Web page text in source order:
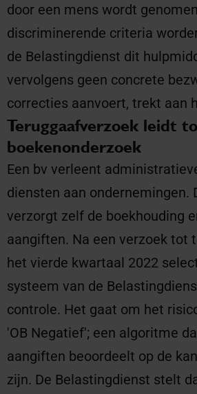
door een mens wordt
discriminerende criteria
de Belastingdienst dit
vervolgens geen concrete
correcties aanvoert, trekt aan
Teruggaafverzoek leidt
boekenonderzoek
Een bv verleent
diensten aan ondernemingen.
verzorgt zelf de boekhouding
aangiften. Na een verzoek tot
het vierde kwartaal 2022
systeem van de
controle. Het gaat om het
'OB Negatief'; een algoritme
aangiften beoordeelt op de
zijn. De Belastingdienst stelt